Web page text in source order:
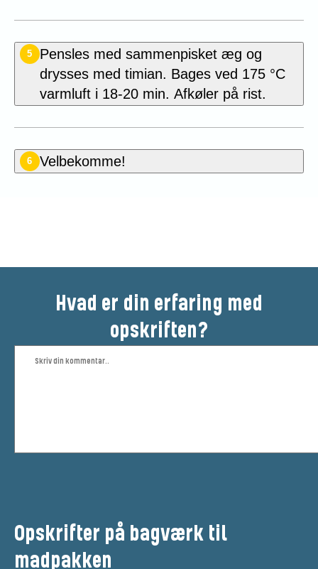
5
Pensles med sammenpisket æg og
drysses med timian. Bages ved 175 °C
varmluft i 18-20 min. Afkøler på rist.
6 Velbekomme!
Hvad er din erfaring med
opskriften?
Opskrifter på bagværk til
madpakken